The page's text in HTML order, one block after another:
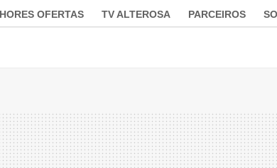
OFERTAS TV ALTEROSA PARCEIROS